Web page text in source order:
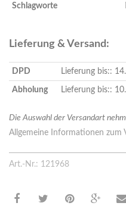
Schlagworte
Lieferung & Versand:
DPD Lieferung bis::
Abholung Lieferung bis::
Die Auswahl der Versandart
Allgemeine Informationen zum
Art.-Nr.: 121968